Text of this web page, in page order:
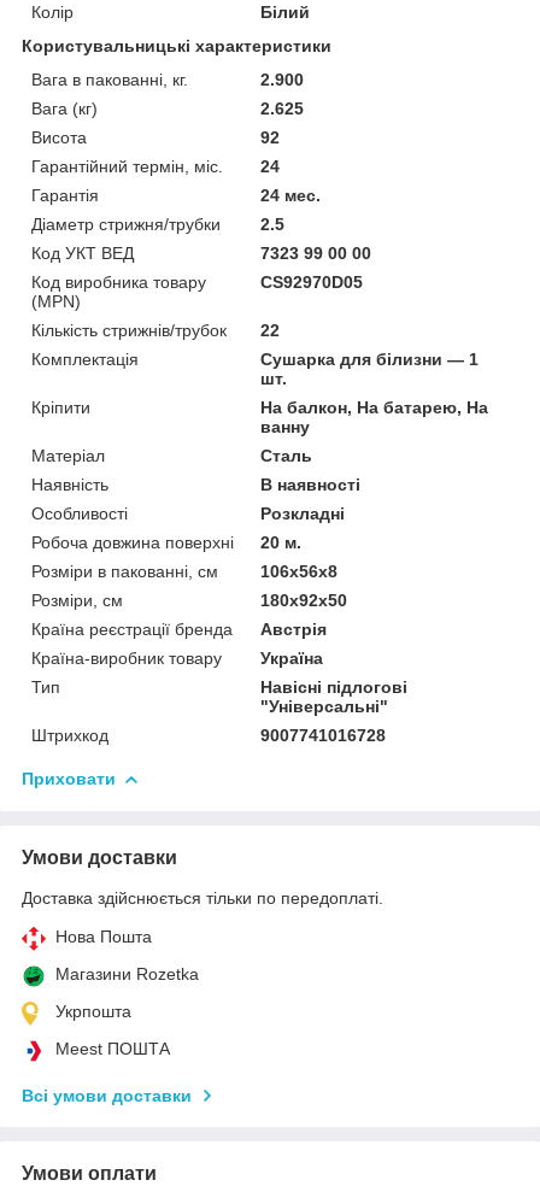
Колір
Білий
Користувальницькі характеристики
Вага в пакованні, кг.
2.900
Вага (кг)
2.625
Висота
92
Гарантійний термін, міс.
24
Гарантія
24 мес.
Діаметр стрижня/трубки
2.5
Код УКТ ВЕД
7323 99 00 00
Код виробника товару
(MPN)
CS92970D05
Кількість стрижнів/трубок
22
Комплектація
Сушарка для білизни — 1
шт.
Кріпити
На балкон, На батарею, На
ванну
Матеріал
Сталь
Наявність
В наявності
Особливості
Розкладні
Робоча довжина поверхні
20 м.
Розміри в пакованні, см
106х56х8
Розміри, см
180х92х50
Країна реєстрації бренда
Австрія
Країна-виробник товару
Україна
Тип
Навісні підлогові
"Універсальні"
Штрихкод
9007741016728
Приховати
Умови доставки
Доставка здійснюється тільки по передоплаті.
Нова Пошта
Магазини Rozetka
Укрпошта
Meest ПОШТА
Всі умови доставки
Умови оплати